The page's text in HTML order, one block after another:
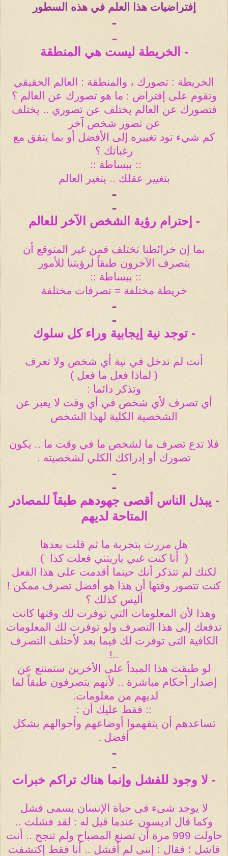
إفتراضيات هذا العلم في هذه السطور
ـ
ـ
- الخريطة ليست هي المنطقة
الخريطة : تصورك ، والمنطقة : العالم الحقيقي
وتقوم على إفتراض : ما هو تصورك عن العالم ؟
فتصورك عن العالم يختلف عن تصوري .. يختلف
عن تصور شخص آخر
كم شيء تود تغييره إلى الأفضل أو بما يتفق مع
رغباتك ؟
:: ببساطة ::
بتغيير عقلك .. يتغير العالم
ـ
ـ
- إحترام رؤية الشخص الآخر للعالم
بما إن خرائطنا تختلف فمن غير المتوقع أن
يتصرف الآخرون طبقاً لرؤيتنا للأمور
:: ببساطة ::
خريطة مختلفة = تصرفات مختلفة
ـ
ـ
- توجد نية إيجابية وراء كل سلوك
أنت لم تدخل في نية أي شخص ولا تعرف
( لماذا فعل ما فعل )
وتذكر دائما :
أي تصرف لأي شخص في أي وقت لا يعبر عن
الشخصية الكلية لهذا الشخص
فلا تدع تصرف ما لشخص ما في وقت ما .. يكون
تصورك أو إدراكك الكلي لشخصيته .
ـ
ـ
- يبذل الناس أقصى جهودهم طبقاً للمصادر
المتاحة لديهم
هل مررت بتجربة ما ثم قلت بعدها
(
أنا كنت غبي ياريتني فعلت كذا
)
لكنك لم تتذكر أنك حينما أقدمت على هذا الفعل
كنت تتصور وقتها أن هذا هو أفضل تصرف ممكن !
أليس كذلك ؟
وهذا لأن المعلومات التي توفرت لك وقتها كانت
تدفعك إلى هذا التصرف ولو توفرت لك المعلومات
الكافية التى توفرت لك فيما بعد لأختلف التصرف
..!
لو طبقت هذا المبدأ على الأخرين ستمتنع عن
إصدار أحكام مباشرة .. لأنهم يتصرفون طبقاً لما
لديهم من معلومات.
:: فقط عليك أن :
تساعدهم أن يتفهموا أوضاعهم وأحوالهم بشكل
أفضل .
ـ
ـ
- لا وجود للفشل وإنما هناك تراكم خبرات
لا يوجد شىء فى حياة الإنسان يسمى فشل
وكما قال اديسون عندما قيل له : لقد فشلت ..
حاولت 999 مرة أن تصنع المصباح ولم تنجح .. أنت
فاشل ؛ فقال : إننى لم أفشل .. أنا فقط إكتشفت